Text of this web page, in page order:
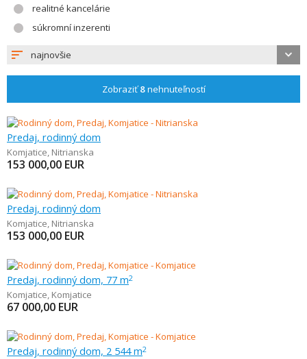
realitné kancelárie
súkromní inzerenti
najnovšie
Zobraziť8nehnuteľností
Predaj, rodinný dom
Komjatice, Nitrianska
153 000,00 EUR
Predaj, rodinný dom
Komjatice, Nitrianska
153 000,00 EUR
Predaj, rodinný dom, 77 m2
Komjatice, Komjatice
67 000,00 EUR
Predaj, rodinný dom, 2 544 m2